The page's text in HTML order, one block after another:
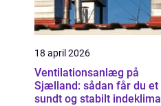
18 april 2026
Ventilationsanlæg på
Sjælland: sådan får du et
sundt og stabilt indeklima